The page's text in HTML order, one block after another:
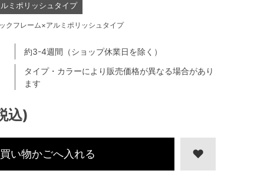
込)
タイプ・カラーにより販売価格が異なる場合があり
ます
約3-4週間（ショップ休業日を除く）
ミポリッシュタイプ
クフレーム×アルミポリッシュタイプ
買い物かごへ入れる